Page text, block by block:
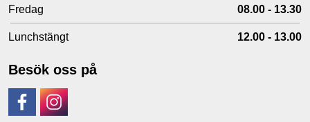
Fredag 08.00 - 13.30
Lunchstängt 12.00 - 13.00
Besök oss på